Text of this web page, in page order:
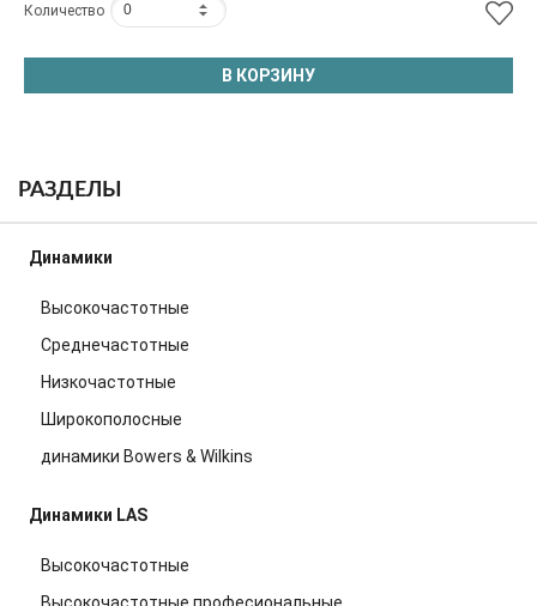
Количество
В КОРЗИНУ
РАЗДЕЛЫ
Динамики
Высокочастотные
Среднечастотные
Низкочастотные
Широкополосные
динамики Bowers & Wilkins
Динамики LAS
Высокочастотные